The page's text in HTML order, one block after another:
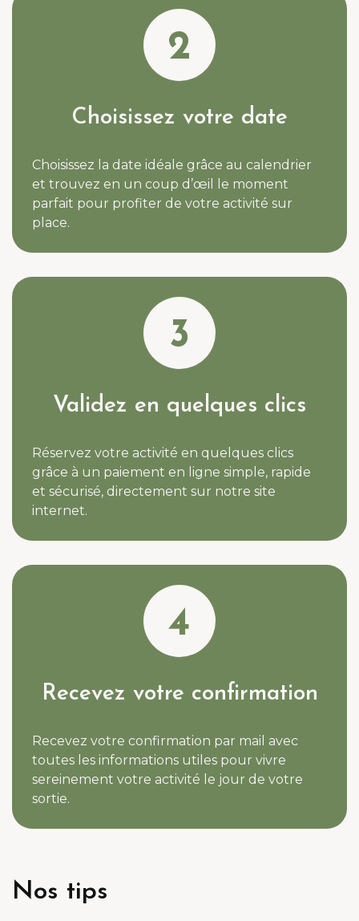
2
Choisissez votre date
Choisissez la date idéale grâce au calendrier
et trouvez en un coup d’œil le moment
parfait pour profiter de votre activité sur
place.
3
Validez en quelques clics
Réservez votre activité en quelques clics
grâce à un paiement en ligne simple, rapide
et sécurisé, directement sur notre site
internet.
4
Recevez votre confirmation
Recevez votre confirmation par mail avec
toutes les informations utiles pour vivre
sereinement votre activité le jour de votre
sortie.
Nos tips